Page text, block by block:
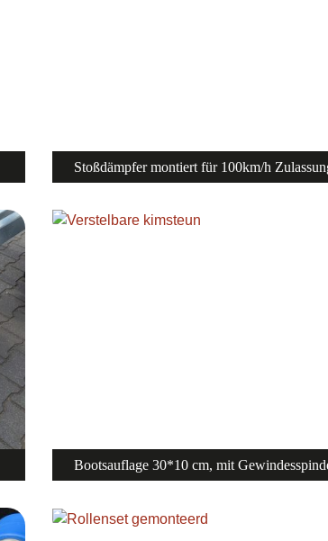
Stoßdämpfer montiert für 100km/h
Bootsauflage 30*10 cm, mit